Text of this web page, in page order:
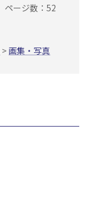
ページ数：52
> 画集・写真